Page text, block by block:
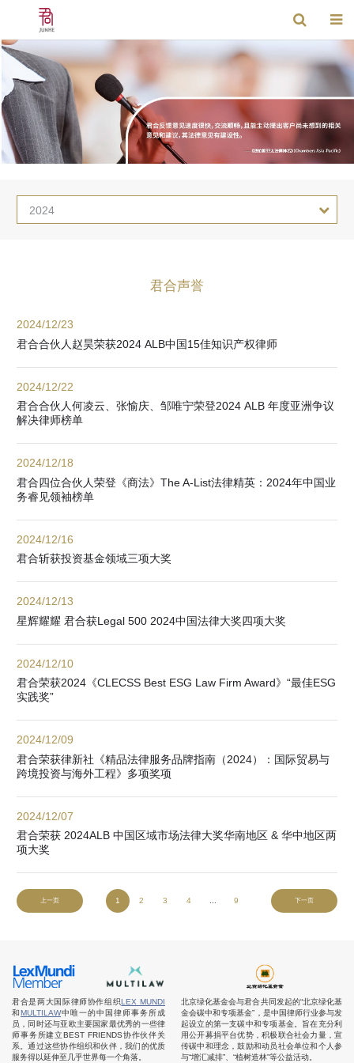
2024
君合声誉
2024/12/23
君合合伙人赵昊荣获2024 ALB中国15佳知识产权律师
2024/12/22
君合合伙人何凌云、张愉庆、邹唯宁荣登2024 ALB 年度亚洲争议
解决律师榜单
2024/12/18
君合四位合伙人荣登《商法》The A-List法律精英：2024年中国业
务睿见领袖榜单
2024/12/16
君合斩获投资基金领域三项大奖
2024/12/13
星辉耀耀 君合获Legal 500 2024中国法律大奖四项大奖
2024/12/10
君合荣获2024《CLECSS Best ESG Law Firm Award》“最佳ESG
实践奖”
2024/12/09
君合荣获律新社《精品法律服务品牌指南（2024）：国际贸易与
跨境投资与海外工程》多项奖项
2024/12/07
君合荣获 2024ALB 中国区域市场法律大奖华南地区 & 华中地区两
项大奖
上一页 1 2 3 4 9 下一页
君合是两大国际律师协作组织LEX MUNDI
和MULTILAW中唯一的中国律师事务所成
员，同时还与亚欧主要国家最优秀的一些律
师事务所建立BEST FRIENDS协作伙伴关
系。通过这些协作组织和伙伴，我们的优质
服务得以延伸至几乎世界每一个角落。
北京绿化基金会与君合共同发起的“北京绿化基
金会碳中和专项基金”，是中国律师行业参与发
起设立的第一支碳中和专项基金。旨在充分利
用公开募捐平台优势，积极联合社会力量，宣
传碳中和理念，鼓励和动员社会单位和个人参
与“增汇减排”、“植树造林”等公益活动。